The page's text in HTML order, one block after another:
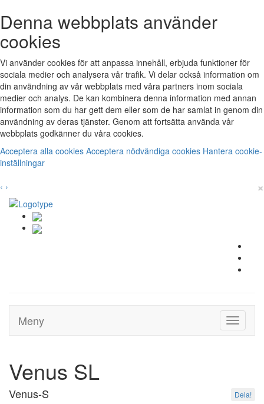
Denna webbplats använder
cookies
Vi använder cookies för att anpassa innehåll, erbjuda funktioner för
sociala medier och analysera vår trafik. Vi delar också information om
din användning av vår webbplats med våra partners inom sociala
medier och analys. De kan kombinera denna information med annan
information som du har gett dem eller som de har samlat in genom din
användning av deras tjänster. Genom att fortsätta använda vår
webbplats godkänner du våra cookies.
Acceptera alla cookies Acceptera nödvändiga cookies Hantera cookie-
inställningar
‹ › ×
Toggle
Meny
Venus SL
Venus-S Dela!